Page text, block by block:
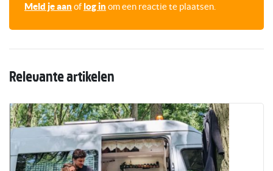
Meld je aan of log in om een reactie te plaatsen.
Relevante artikelen